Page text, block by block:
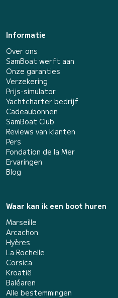
Informatie
Over ons
SamBoat werft aan
Onze garanties
Verzekering
Prijs-simulator
Yachtcharter bedrijf
Cadeaubonnen
SamBoat Club
Reviews van klanten
Pers
Fondation de la Mer
Ervaringen
Blog
Waar kan ik een boot huren
Marseille
Arcachon
Hyères
La Rochelle
Corsica
Kroatië
Baléaren
Alle bestemmingen